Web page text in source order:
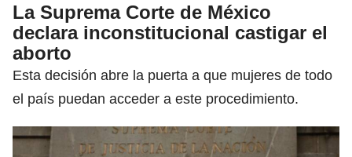
La Suprema Corte de México
declara inconstitucional castigar el
aborto
Esta decisión abre la puerta a que mujeres de todo
el país puedan acceder a este procedimiento.